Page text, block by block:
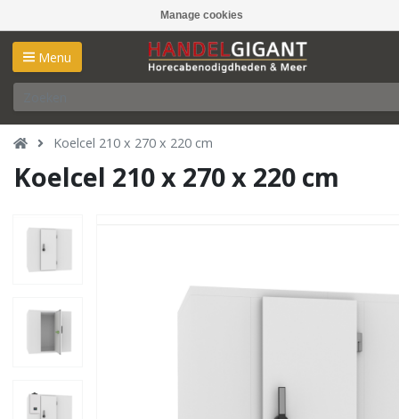
Manage cookies
Menu
Koelcel 210 x 270 x 220 cm
Koelcel 210 x 270 x 220 cm